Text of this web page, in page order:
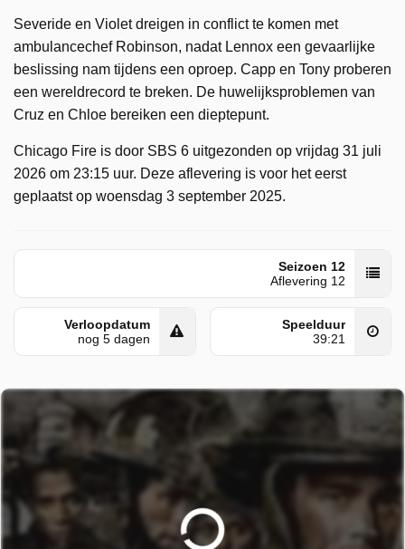
Severide en Violet dreigen in conflict te komen met
ambulancechef Robinson, nadat Lennox een gevaarlijke
beslissing nam tijdens een oproep. Capp en Tony proberen
een wereldrecord te breken. De huwelijksproblemen van
Cruz en Chloe bereiken een dieptepunt.
Chicago Fire is door SBS 6 uitgezonden op vrijdag 31 juli
2026 om 23:15 uur. Deze aflevering is voor het eerst
geplaatst op woensdag 3 september 2025.
Seizoen 12
Aflevering 12
Verloopdatum
nog 5 dagen
Speelduur
39:21